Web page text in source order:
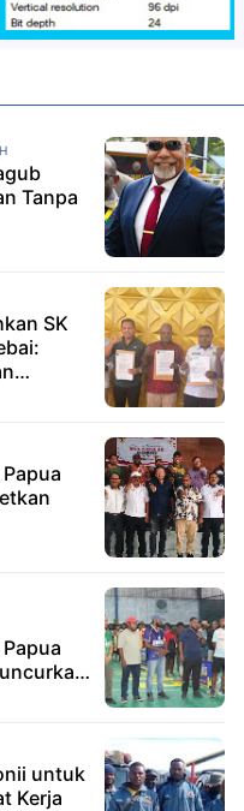
Tanpa
SK
2029
untuk
Kerja